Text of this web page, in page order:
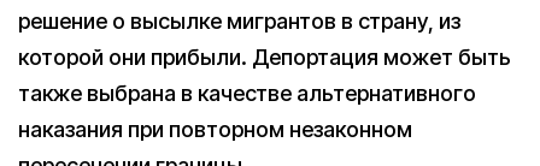
решение о высылке мигрантов в страну, из
которой они прибыли. Депортация может быть
также выбрана в качестве альтернативного
наказания при повторном незаконном